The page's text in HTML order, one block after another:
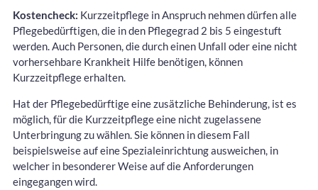
Kostencheck: Kurzzeitpflege in Anspruch nehmen dürfen alle
Pflegebedürftigen, die in den Pflegegrad 2 bis 5 eingestuft
werden. Auch Personen, die durch einen Unfall oder eine nicht
vorhersehbare Krankheit Hilfe benötigen, können
Kurzzeitpflege erhalten.
Hat der Pflegebedürftige eine zusätzliche Behinderung, ist es
möglich, für die Kurzzeitpflege eine nicht zugelassene
Unterbringung zu wählen. Sie können in diesem Fall
beispielsweise auf eine Spezialeinrichtung ausweichen, in
welcher in besonderer Weise auf die Anforderungen
eingegangen wird.